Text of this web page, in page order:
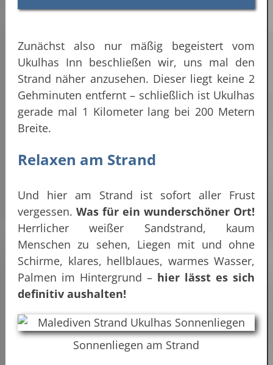
Zunächst also nur mäßig begeistert vom
Ukulhas Inn beschließen wir, uns mal den
Strand näher anzusehen. Dieser liegt keine 2
Gehminuten entfernt – schließlich ist Ukulhas
gerade mal 1 Kilometer lang bei 200 Metern
Breite.
Relaxen am Strand
Und hier am Strand ist sofort aller Frust
vergessen. Was für ein wunderschöner Ort!
Herrlicher weißer Sandstrand, kaum
Menschen zu sehen, Liegen mit und ohne
Schirme, klares, hellblaues, warmes Wasser,
Palmen im Hintergrund – hier lässt es sich
definitiv aushalten!
Sonnenliegen am Strand